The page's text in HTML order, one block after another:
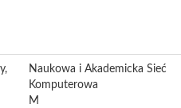
Naukowa i Akademicka Sieć
Komputerowa
M